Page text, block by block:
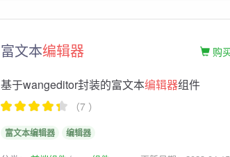
富文本编辑器 购
基于wangeditor封装的富文本编辑器组件
（7 ）
富文本编辑器 编辑器